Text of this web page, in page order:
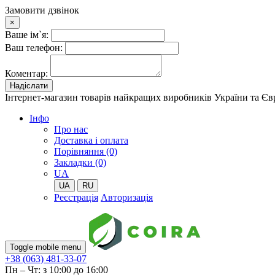
Замовити дзвінок
×
Ваше ім`я:
Ваш телефон:
Коментар:
Надіслати
Інтернет-магазин товарів найкращих виробників України та
Iнфо
Про нас
Доставка і оплата
Порівняння (0)
Закладки (0)
UA
UA RU
Реєстрація Авторизація
Toggle mobile menu
+38 (063) 481-33-07
Пн – Чт: з 10:00 до 16:00